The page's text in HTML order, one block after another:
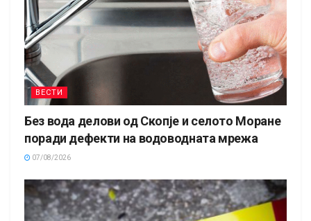
ВЕСТИ
Без вода делови од Скопје и селото Моране
поради дефекти на водоводната мрежа
07/08/2026